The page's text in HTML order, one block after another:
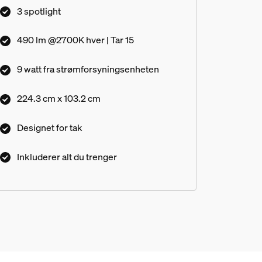
3 spotlight
490 lm @2700K hver | Tar 15
9 watt fra strømforsyningsenheten
224.3 cm x 103.2 cm
Designet for tak
Inkluderer alt du trenger